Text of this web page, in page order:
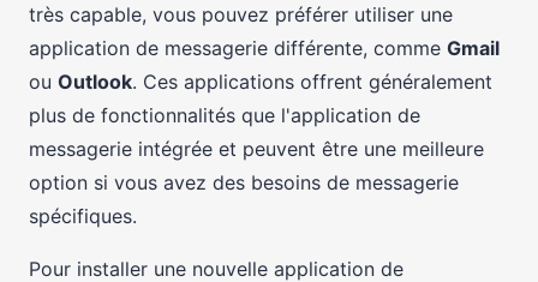
très capable, vous pouvez préférer utiliser une
application de messagerie différente, comme Gmail
ou Outlook. Ces applications offrent généralement
plus de fonctionnalités que l'application de
messagerie intégrée et peuvent être une meilleure
option si vous avez des besoins de messagerie
spécifiques.
Pour installer une nouvelle application de